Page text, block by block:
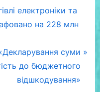
електроніки та
на 228 млн
суми
до бюджетного
відшкодування»